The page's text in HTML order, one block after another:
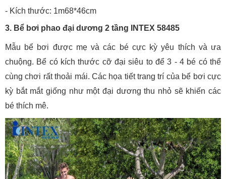
- Kích thước: 1m68*46cm
3. Bể bơi phao đại dương 2 tầng INTEX 58485
Mẫu bể bơi được mẹ và các bé cực kỳ yêu thích và ưa
chuộng. Bể có kích thước cỡ đại siêu to để 3 - 4 bé có thể
cùng chơi rất thoải mái. Các họa tiết trang trí của bể bơi cực
kỳ bắt mắt giống như một đại dương thu nhỏ sẽ khiến các
bé thích mê.